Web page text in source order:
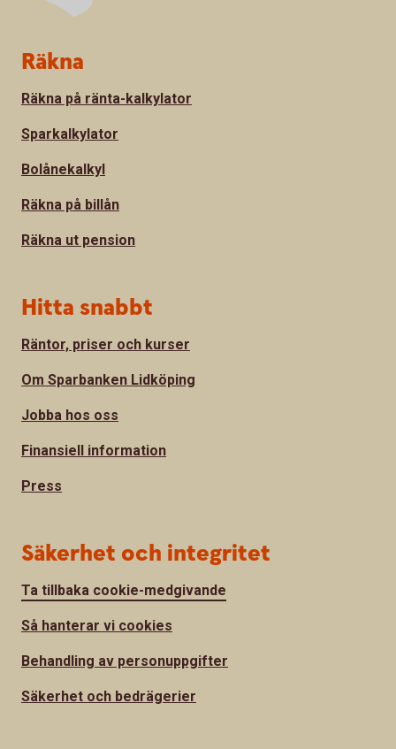
Sidfot
Räkna
Räkna på ränta-kalkylator
Sparkalkylator
Bolånekalkyl
Räkna på billån
Räkna ut pension
Hitta snabbt
Räntor, priser och kurser
Om Sparbanken Lidköping
Jobba hos oss
Finansiell information
Press
Säkerhet och integritet
Ta tillbaka cookie-medgivande
Så hanterar vi cookies
Behandling av personuppgifter
Säkerhet och bedrägerier